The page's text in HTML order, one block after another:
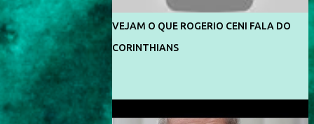
VEJAM O QUE ROGERIO CENI FALA DO
CORINTHIANS